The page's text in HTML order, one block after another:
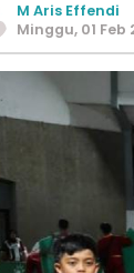
M Aris Effendi
Minggu, 01 Feb